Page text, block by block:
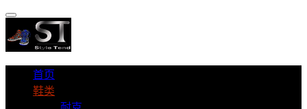
首页
鞋类